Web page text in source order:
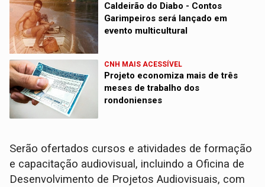
Caldeirão do Diabo - Contos
Garimpeiros será lançado em
evento multicultural
CNH MAIS ACESSÍVEL
Projeto economiza mais de três
meses de trabalho dos
rondonienses
Serão ofertados cursos e atividades de formação
e capacitação audiovisual, incluindo a Oficina de
Desenvolvimento de Projetos Audiovisuais, com